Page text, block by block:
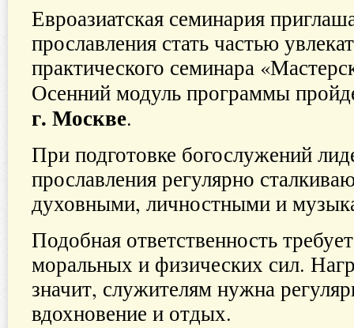
Евроазиатская семинария
прославления стать частью
практического семинара
Осенний модуль программы
г. Москве.
При подготовке богослужений
прославления регулярно
духовными, личностными и
Подобная ответственность
моральных и физических сил.
значит, служителям нужна
вдохновение и отдых.